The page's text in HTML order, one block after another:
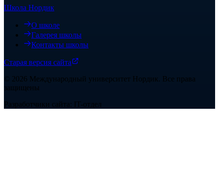
Школа Нордик
О школе
Галерея школы
Контакты школы
Старая версия сайта
© 2026 Международный университет Нордик . Все права
защищены
Разработчики сайта: IT-отдел